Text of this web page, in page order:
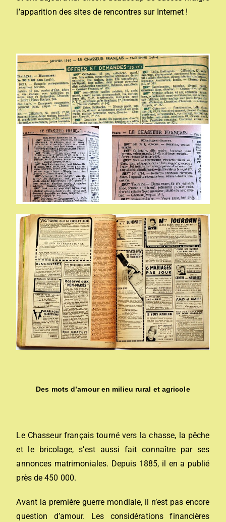
l’apparition des sites de rencontres sur Internet !
Des mots d’amour en milieu rural et agricole
Le Chasseur français tourné vers la chasse, la pêche
et le bricolage, s’est aussi fait connaître par ses
annonces matrimoniales. Depuis 1885, il en a publié
près de 450 000.
Avant la première guerre mondiale, il n’est pas encore
question d’amour. Les considérations financières